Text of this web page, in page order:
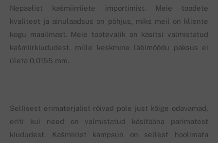
Nepaalist kašmiirriiete importimist. Meie toodete
kvaliteet ja ainulaadsus on põhjus, miks meil on kliente
kogu maailmast. Meie tootevalik on käsitsi valmistatud
kašmiirkiududest, mille keskmine läbimõõdu paksus ei
ületa 0,0155 mm.
Sellisest erimaterjalist rõivad pole just kõige odavamad,
eriti kui need on valmistatud käsitööna parimatest
kiududest. Kašmiirist kampsun on sellest hoolimata